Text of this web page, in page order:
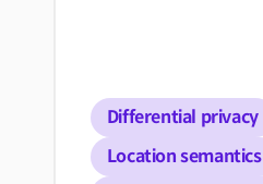
Differential privacy
Location semantics